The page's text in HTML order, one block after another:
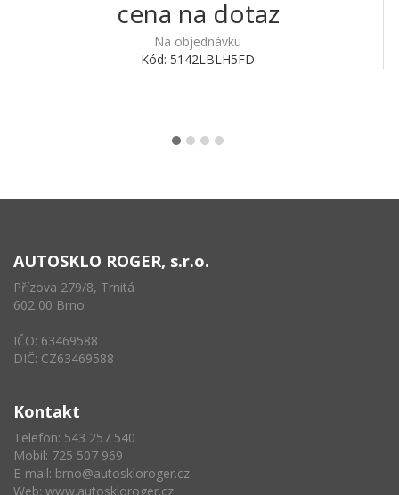
cena na dotaz
Na objednávku
Kód: 5142LBLH5FD
AUTOSKLO ROGER, s.r.o.
Přízova 279/8, Trnitá
602 00 Brno
IČO: 63469588
DIČ: CZ63469588
Kontakt
Telefon: 543 257 540
Mobil: 725 507 969
E-mail: brno@autoskloroger.cz
Web: www.autoskloroger.cz